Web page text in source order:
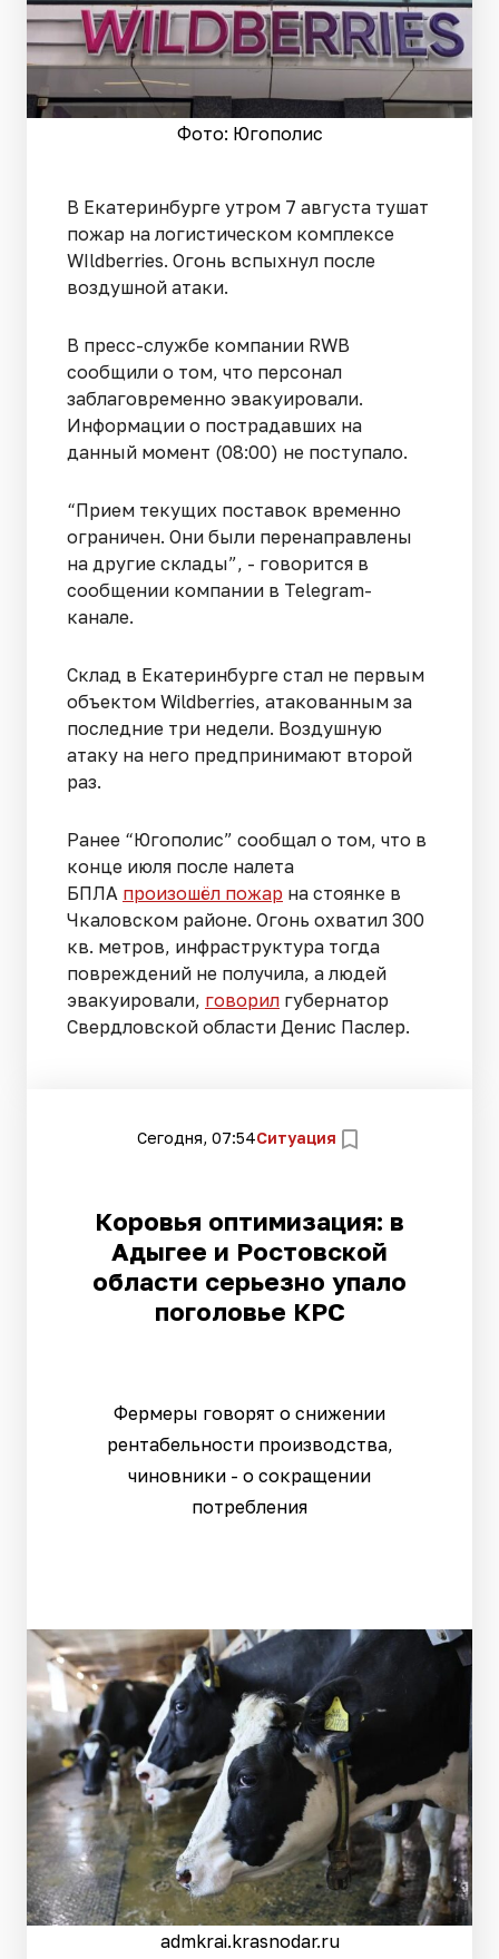
Фото: Югополис
В Екатеринбурге утром 7 августа тушат
пожар на логистическом комплексе
WIldberries. Огонь вспыхнул после
воздушной атаки.
В пресс-службе компании RWB
сообщили о том, что персонал
заблаговременно эвакуировали.
Информации о пострадавших на
данный момент (08:00) не поступало.
“Прием текущих поставок временно
ограничен. Они были перенаправлены
на другие склады”, - говорится в
сообщении компании в Telegram-
канале.
Склад в Екатеринбурге стал не первым
объектом Wildberries, атакованным за
последние три недели. Воздушную
атаку на него предпринимают второй
раз.
Ранее “Югополис” сообщал о том, что в
конце июля после налета
БПЛА произошёл пожар на стоянке в
Чкаловском районе. Огонь охватил 300
кв. метров, инфраструктура тогда
повреждений не получила, а людей
эвакуировали, говорил губернатор
Свердловской области Денис Паслер.
Сегодня, 07:54Ситуация
Коровья оптимизация: в
Адыгее и Ростовской
области серьезно упало
поголовье КРС
Фермеры говорят о снижении
рентабельности производства,
чиновники - о сокращении
потребления
admkrai.krasnodar.ru